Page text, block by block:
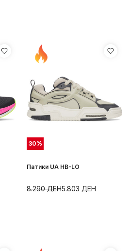
30%
Патики UA HB-LO
5.803 ДЕН
8.290ДЕН